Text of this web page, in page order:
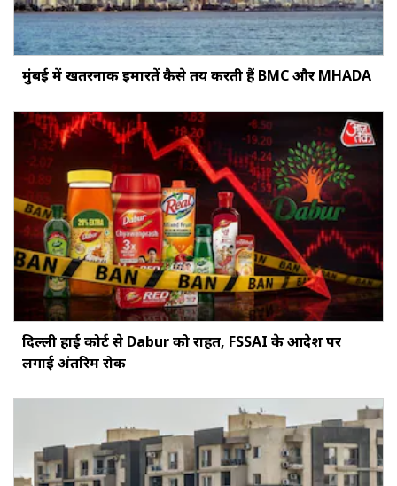
मुंबई में खतरनाक इमारतें कैसे तय करती हैं BMC और MHADA
दिल्ली हाई कोर्ट से Dabur को राहत, FSSAI के आदेश पर
लगाई अंतरिम रोक